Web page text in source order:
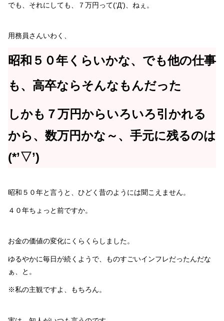
でも、それにしても、７万円って(‘Д’)、ねぇ。
用務員さんいわく、
昭和５０年くらいかな、でも他の仕事
も、高卒ならそんなもんだった
しかも７万円からいろいろ引かれる
から、数万円かな～、手元に残るのは
(*’▽’)
昭和５０年と言うと、ひどく昔のようには聞こえません。
４０年ちょっと前ですか。
お金の価値の変化にくらくらしました。
ゆるやかに毎日が続くようで、ものすごいインフレだったんだな
ぁ、と。
※私の主観ですよ、もちろん。